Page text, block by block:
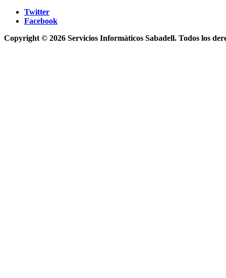
Twitter
Facebook
Copyright © 2026 Servicios Informáticos Sabadell. Todos los